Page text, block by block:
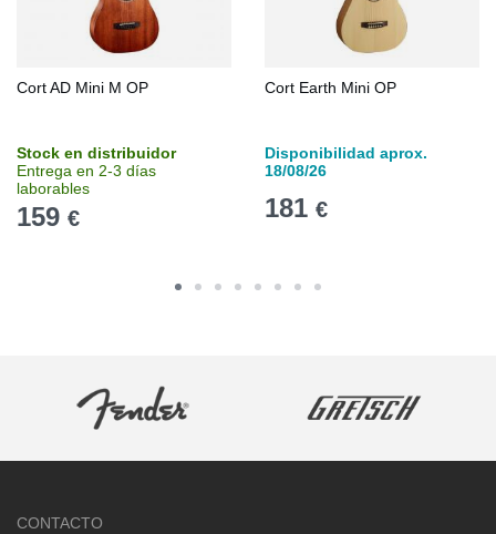
Cort AD Mini M OP
Stock en distribuidor
Entrega en 2-3 días
laborables
159 €
Cort Earth Mini OP
Disponibilidad aprox.
18/08/26
181 €
CONTACTO